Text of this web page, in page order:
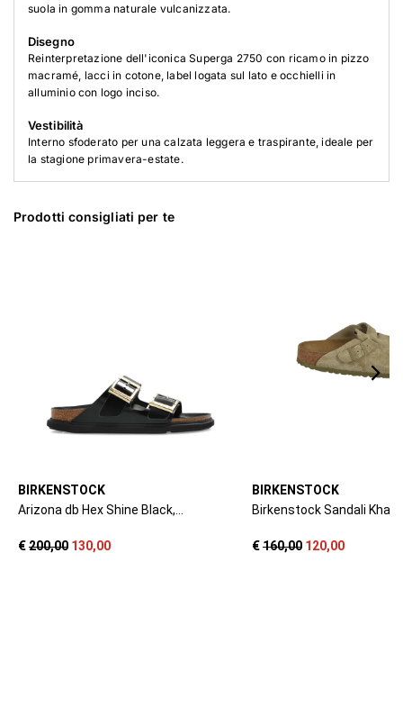
suola in gomma naturale vulcanizzata.
Disegno
Reinterpretazione dell'iconica Superga 2750 con ricamo in pizzo
macramé, lacci in cotone, label logata sul lato e occhielli in
alluminio con logo inciso.
Vestibilità
Interno sfoderato per una calzata leggera e traspirante, ideale per
la stagione primavera-estate.
Prodotti consigliati per te